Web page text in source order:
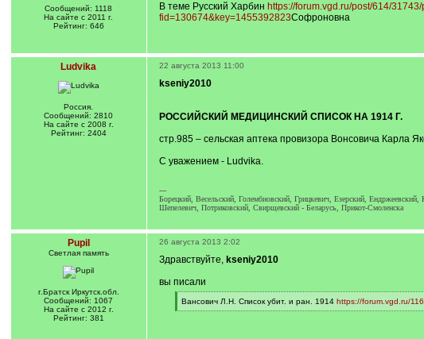
Сообщений: 1118
На сайте с 2011 г.
Рейтинг: 646
В теме Русский Харбин https://forum.vgd.ru/post/614/
fid=130674&key=1455392823Софроновна
Ludvika
Россия.
Сообщений: 2810
На сайте с 2008 г.
Рейтинг: 2404
22 августа 2013 11:00
kseniy2010
РОССИЙСКИЙ МЕДИЦИНСКИЙ СПИСОК НА 1914 Г.
стр.985 – сельская аптека провизора Вонсовича Карла
С уважением - Ludvika.
---
Борецкий, Весельский, Голембиовский, Грицкевич, Езерский,
Шепелевич, Потриковский, Свирщевский - Беларусь, Прикот-Смоленска
Pupil
Светлая память
г.Братск Иркутск.обл.
Сообщений: 1067
На сайте с 2012 г.
Рейтинг: 381
26 августа 2013 2:02
Здравствуйте, kseniy2010
вы писали
[
q
Вансович Л.Н. Список убит. и ран. 1914 https://forum.vgd.ru/
[